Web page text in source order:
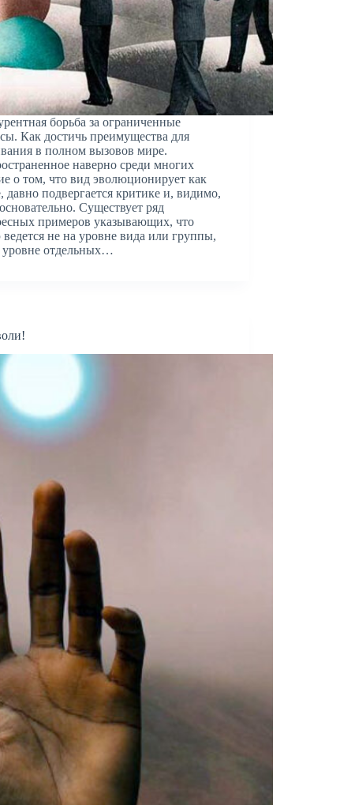
борьба за ограниченные
Как достичь преимущества для
в полном вызовов мире.
наверно среди многих
о том, что вид эволюционирует как
давно подвергается критике и, видимо,
Существует ряд
примеров указывающих, что
ведется не на уровне вида или группы,
уровне отдельных…